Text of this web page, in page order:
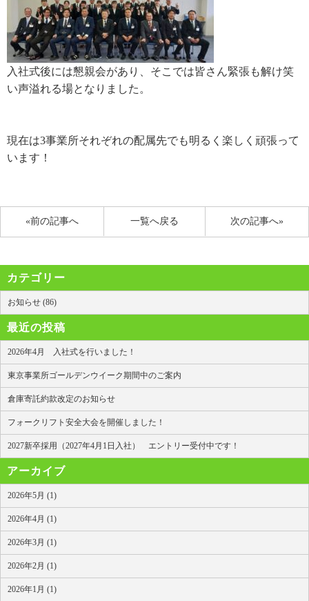
入社式後には懇親会があり、そこでは皆さん緊張も解け笑
い声溢れる場となりました。
現在は3事業所それぞれの配属先でも明るく楽しく頑張って
います！
«前の記事へ 次の記事へ»
一覧へ戻る
カテゴリー
お知らせ (86)
最近の投稿
2026年4月 入社式を行いました！
東京事業所ゴールデンウイーク期間中のご案内
倉庫寄託約款改定のお知らせ
フォークリフト安全大会を開催しました！
2027新卒採用（2027年4月1日入社） エントリー受付中です！
アーカイブ
2026年5月 (1)
2026年4月 (1)
2026年3月 (1)
2026年2月 (1)
2026年1月 (1)